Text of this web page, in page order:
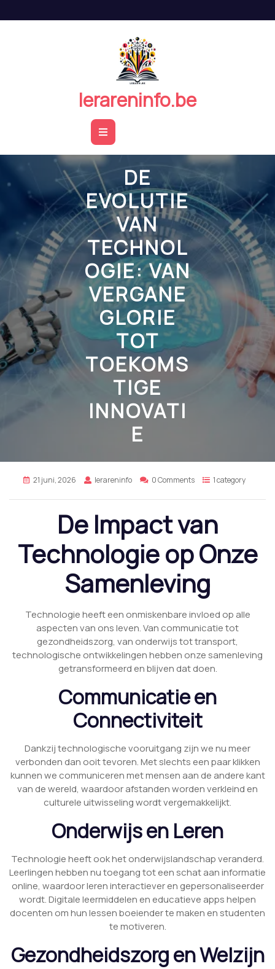
de
lerareninfo.be
Open
Button
DE
EVOLUTIE
VAN
TECHNOL
OGIE: VAN
VERGANE
GLORIE
TOT
TOEKOMS
TIGE
INNOVATI
E
21 juni, 2026 lerareninfo 0 Comments 1 category
De Impact van
Technologie op Onze
Samenleving
Technologie heeft een onmiskenbare invloed op alle
aspecten van ons leven. Van communicatie tot
gezondheidszorg, van onderwijs tot transport,
technologische ontwikkelingen hebben onze samenleving
getransformeerd en blijven dat doen.
Communicatie en
Connectiviteit
Dankzij technologische vooruitgang zijn we nu meer
verbonden dan ooit tevoren. Met slechts een paar klikken
kunnen we communiceren met mensen aan de andere kant
van de wereld, waardoor afstanden worden verkleind en
culturele uitwisseling wordt vergemakkelijkt.
Onderwijs en Leren
Technologie heeft ook het onderwijslandschap veranderd.
Leerlingen hebben nu toegang tot een schat aan informatie
online, waardoor leren interactiever en gepersonaliseerder
wordt. Digitale leermiddelen en educatieve apps helpen
docenten om hun lessen boeiender te maken en studenten
te motiveren.
Gezondheidszorg en Welzijn